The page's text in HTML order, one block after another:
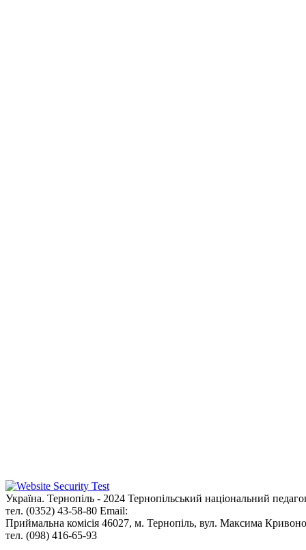
Україна. Тернопіль - 2024 Тернопільський національний
тел. (0352) 43-58-80 Email:
Приймальна комісія 46027, м. Тернопіль, вул. Максима
тел. (098) 416-65-93